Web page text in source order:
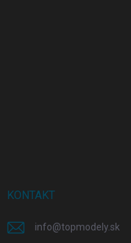
KONTAKT
info@topmodely.sk